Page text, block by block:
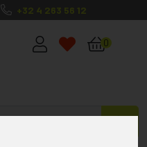
+32 4 263 56 12
ma santé, mes
0